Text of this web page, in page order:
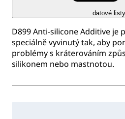
datové listy
D899 Anti-silicone Additive je
speciálně vyvinutý tak, aby
problémy s kráterováním
silikonem nebo mastnotou.